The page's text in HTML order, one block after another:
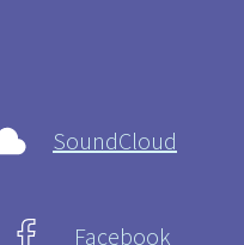
SoundCloud
Facebook